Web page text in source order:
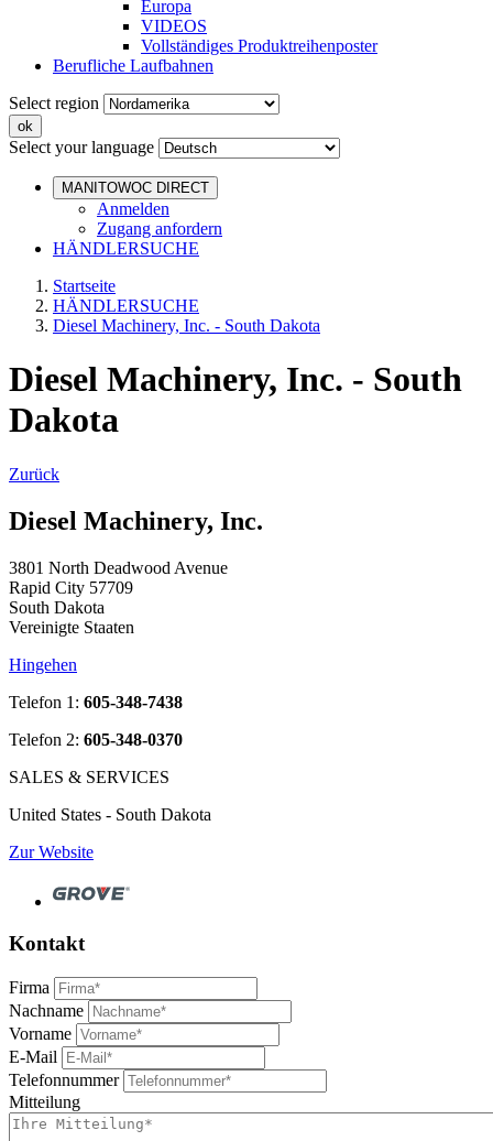
Europa
VIDEOS
Vollständiges Produktreihenposter
Berufliche Laufbahnen
Select region
Select your language
MANITOWOC DIRECT
Anmelden
Zugang anfordern
HÄNDLERSUCHE
Startseite
HÄNDLERSUCHE
Diesel Machinery, Inc. - South Dakota
Diesel Machinery, Inc. - South
Dakota
Zurück
Diesel Machinery, Inc.
3801 North Deadwood Avenue
Rapid City 57709
South Dakota
Vereinigte Staaten
Hingehen
Telefon 1: 605-348-7438
Telefon 2: 605-348-0370
SALES & SERVICES
United States - South Dakota
Zur Website
Kontakt
Firma
Nachname
Vorname
E-Mail
Telefonnummer
Mitteilung